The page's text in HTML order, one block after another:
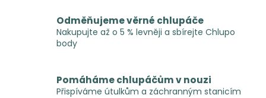
Odměňujeme věrné chlupáče
Nakupujte až o 5 % levněji a sbírejte Chlupo
body
Pomáháme chlupáčům v nouzi
Přispíváme útulkům a záchranným stanicím